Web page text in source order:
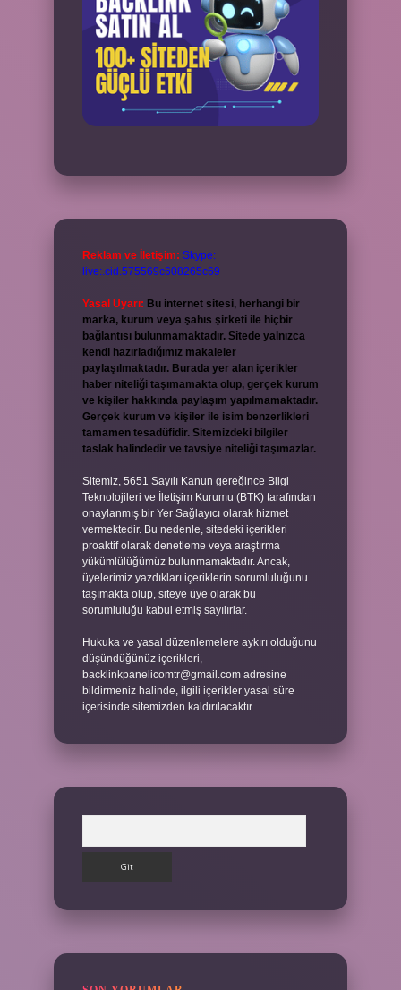
Reklam ve İletişim: Skype:
live:.cid.575569c608265c69
Yasal Uyarı: Bu internet sitesi, herhangi bir
marka, kurum veya şahıs şirketi ile hiçbir
bağlantısı bulunmamaktadır. Sitede yalnızca
kendi hazırladığımız makaleler
paylaşılmaktadır. Burada yer alan içerikler
haber niteliği taşımamakta olup, gerçek kurum
ve kişiler hakkında paylaşım yapılmamaktadır.
Gerçek kurum ve kişiler ile isim benzerlikleri
tamamen tesadüfidir. Sitemizdeki bilgiler
taslak halindedir ve tavsiye niteliği taşımazlar.
Sitemiz, 5651 Sayılı Kanun gereğince Bilgi
Teknolojileri ve İletişim Kurumu (BTK) tarafından
onaylanmış bir Yer Sağlayıcı olarak hizmet
vermektedir. Bu nedenle, sitedeki içerikleri
proaktif olarak denetleme veya araştırma
yükümlülüğümüz bulunmamaktadır. Ancak,
üyelerimiz yazdıkları içeriklerin sorumluluğunu
taşımakta olup, siteye üye olarak bu
sorumluluğu kabul etmiş sayılırlar.
Hukuka ve yasal düzenlemelere aykırı olduğunu
düşündüğünüz içerikleri,
backlinkpanelicomtr@gmail.com adresine
bildirmeniz halinde, ilgili içerikler yasal süre
içerisinde sitemizden kaldırılacaktır.